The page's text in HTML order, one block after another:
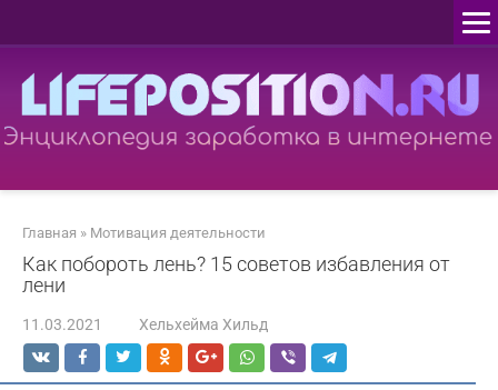
Главная » Мотивация деятельности
Как побороть лень? 15 советов избавления от
лени
11.03.2021 Хельхейма Хильд